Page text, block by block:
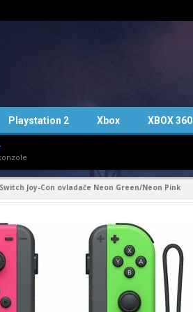
Playstation 2 Xbox XBOX 360
Joy-Con ovladače Neon Green/Neon Pink